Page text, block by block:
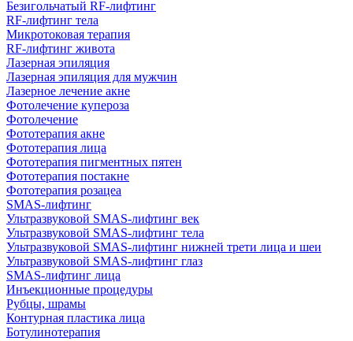
Безигольчатый RF-лифтинг
RF-лифтинг тела
Микротоковая терапия
RF-лифтинг живота
Лазерная эпиляция
Лазерная эпиляция для мужчин
Лазерное лечение акне
Фотолечение купероза
Фотолечение
Фототерапия акне
Фототерапия лица
Фототерапия пигментных пятен
Фототерапия постакне
Фототерапия розацеа
SMAS-лифтинг
Ультразвуковой SMAS-лифтинг век
Ультразвуковой SMAS-лифтинг тела
Ультразвуковой SMAS-лифтинг нижней трети лица и шеи
Ультразвуковой SMAS-лифтинг глаз
SMAS-лифтинг лица
Инъекционные процедуры
Рубцы, шрамы
Контурная пластика лица
Ботулинотерапия